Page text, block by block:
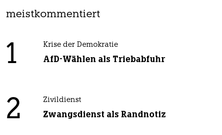
meistkommentiert
1 Krise der Demokratie
AfD-Wählen als Triebabfuhr
2 Zivildienst
Zwangsdienst als Randnotiz